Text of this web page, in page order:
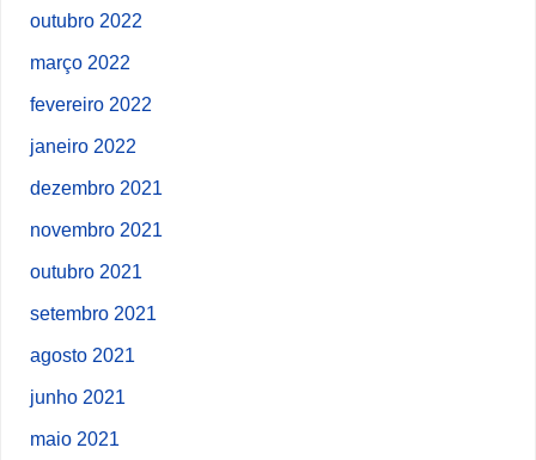
outubro 2022
março 2022
fevereiro 2022
janeiro 2022
dezembro 2021
novembro 2021
outubro 2021
setembro 2021
agosto 2021
junho 2021
maio 2021